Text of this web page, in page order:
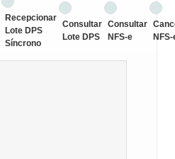
Recepcionar
Lote DPS
Síncrono
Consultar
Lote DPS
Consultar
NFS-e
NFS-